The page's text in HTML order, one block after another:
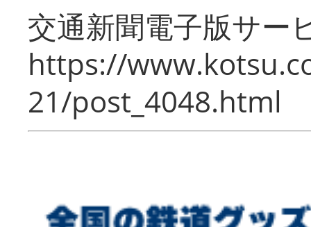
交通新聞電子版サー
https://
21/post_4048.html